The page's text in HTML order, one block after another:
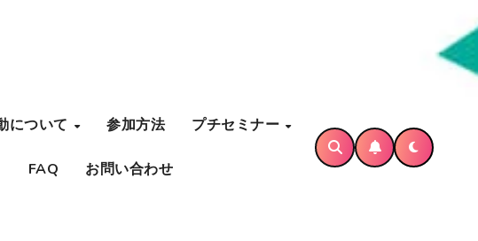
について 参加方法 プチセミナー
FAQ お問い合わせ